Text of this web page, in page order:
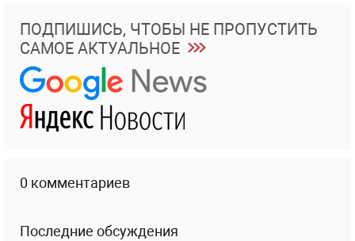
ПОДПИШИСЬ, ЧТОБЫ НЕ ПРОПУСТИТЬ
САМОЕ АКТУАЛЬНОЕ
0 комментариев
Последние обсуждения